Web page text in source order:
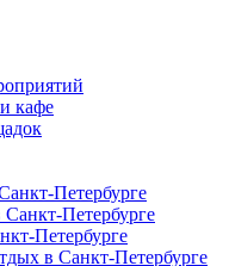
кафе
Петербурге
Петербурге
Петербурге
в Санкт-Петербурге